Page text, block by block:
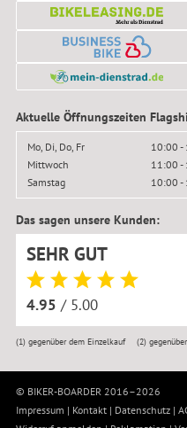
Aktuelle Öffnungszeiten
Mo, Di, Do, Fr
10:00 -
Mittwoch
11:00 -
Samstag
10:00 -
Das sagen unsere Kunden:
SEHR GUT
4.95 / 5.00
(1)gegenüber dem Einzelkauf (2)
© BIKER-BOARDER 2016–2026
Impressum | Kontakt | Datenschutz |